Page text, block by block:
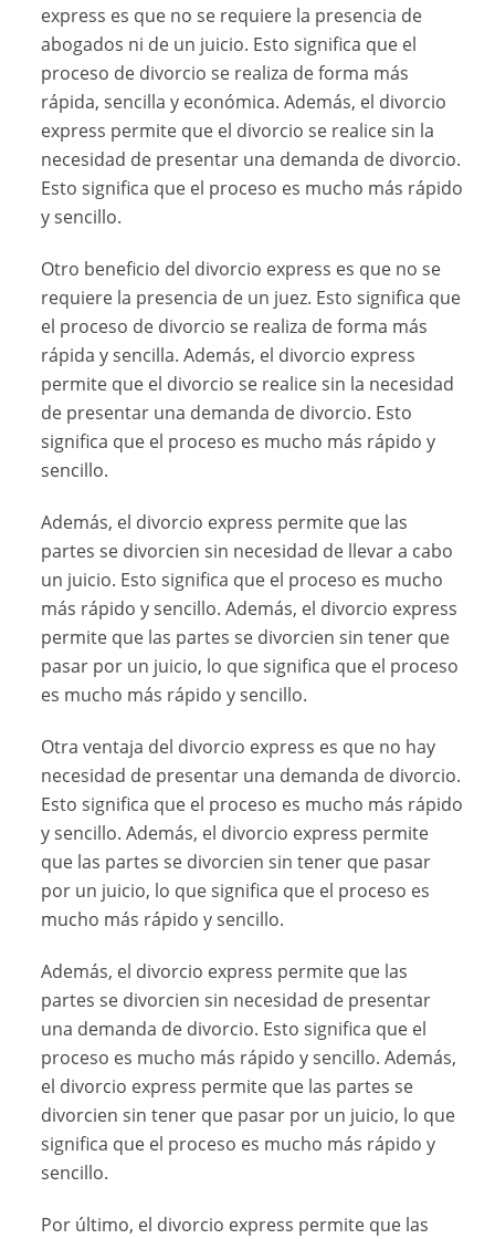
express es que no se requiere la presencia de
abogados ni de un juicio. Esto significa que el
proceso de divorcio se realiza de forma más
rápida, sencilla y económica. Además, el divorcio
express permite que el divorcio se realice sin la
necesidad de presentar una demanda de divorcio.
Esto significa que el proceso es mucho más rápido
y sencillo.
Otro beneficio del divorcio express es que no se
requiere la presencia de un juez. Esto significa que
el proceso de divorcio se realiza de forma más
rápida y sencilla. Además, el divorcio express
permite que el divorcio se realice sin la necesidad
de presentar una demanda de divorcio. Esto
significa que el proceso es mucho más rápido y
sencillo.
Además, el divorcio express permite que las
partes se divorcien sin necesidad de llevar a cabo
un juicio. Esto significa que el proceso es mucho
más rápido y sencillo. Además, el divorcio express
permite que las partes se divorcien sin tener que
pasar por un juicio, lo que significa que el proceso
es mucho más rápido y sencillo.
Otra ventaja del divorcio express es que no hay
necesidad de presentar una demanda de divorcio.
Esto significa que el proceso es mucho más rápido
y sencillo. Además, el divorcio express permite
que las partes se divorcien sin tener que pasar
por un juicio, lo que significa que el proceso es
mucho más rápido y sencillo.
Además, el divorcio express permite que las
partes se divorcien sin necesidad de presentar
una demanda de divorcio. Esto significa que el
proceso es mucho más rápido y sencillo. Además,
el divorcio express permite que las partes se
divorcien sin tener que pasar por un juicio, lo que
significa que el proceso es mucho más rápido y
sencillo.
Por último, el divorcio express permite que las